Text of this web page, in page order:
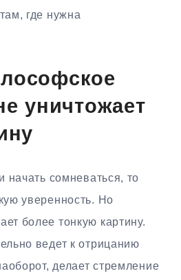
где нужна
уничтожает
начать сомневаться, то
уверенность. Но
более тонкую картину.
ведет к отрицанию
делает стремление